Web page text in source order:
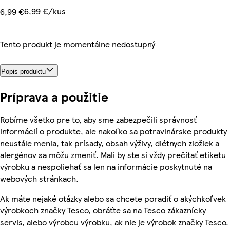
6,99 €6,99 €/kus
Tento produkt je momentálne nedostupný
Popis produktu
Príprava a použitie
Robíme všetko pre to, aby sme zabezpečili správnosť
informácií o produkte, ale nakoľko sa potravinárske produkty
neustále menia, tak prísady, obsah výživy, diétnych zložiek a
alergénov sa môžu zmeniť. Mali by ste si vždy prečítať etiketu
výrobku a nespoliehať sa len na informácie poskytnuté na
webových stránkach.
Ak máte nejaké otázky alebo sa chcete poradiť o akýchkoľvek
výrobkoch značky Tesco, obráťte sa na Tesco zákaznícky
servis, alebo výrobcu výrobku, ak nie je výrobok značky Tesco.